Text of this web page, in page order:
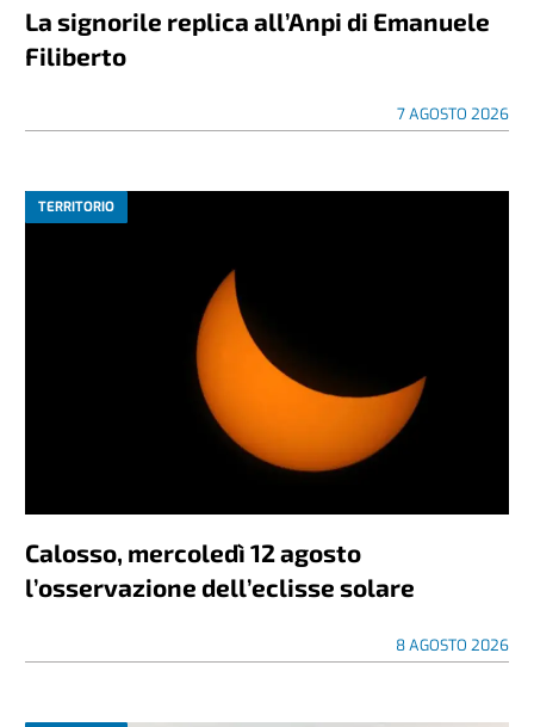
La signorile replica all’Anpi di Emanuele
Filiberto
7 AGOSTO 2026
TERRITORIO
Calosso, mercoledì 12 agosto
l’osservazione dell’eclisse solare
8 AGOSTO 2026